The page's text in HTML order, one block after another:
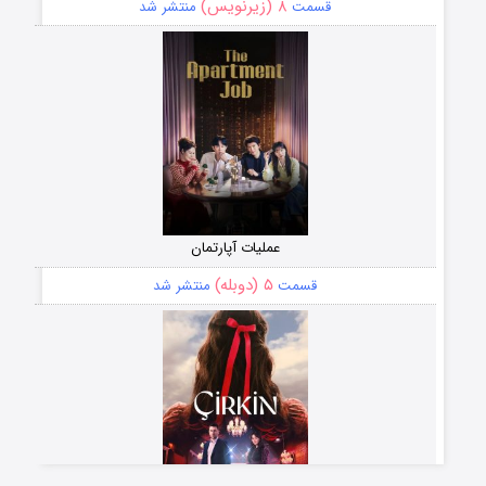
قسمت ۸ (زیرنویس) منتشر شد
عملیات آپارتمان
قسمت ۵ (دوبله) منتشر شد